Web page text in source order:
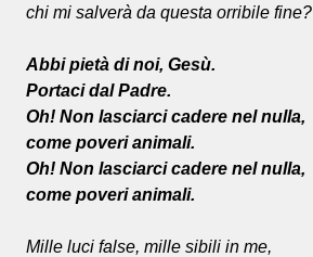
chi mi salverà da questa orribile fine?
Abbi pietà di noi, Gesù.
Portaci dal Padre.
Oh! Non lasciarci cadere nel nulla,
come poveri animali.
Oh! Non lasciarci cadere nel nulla,
come poveri animali.
Mille luci false, mille sibili in me,